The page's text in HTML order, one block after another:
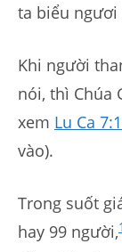
ta biểu ngươi
Khi người
nói, thì Chúa
xem Lu Ca
vào).
Trong suốt
hay 99 người,1